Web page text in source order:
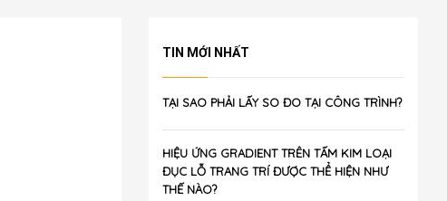
TIN MỚI NHẤT
TẠI SAO PHẢI LẤY SO ĐO TẠI CÔNG TRÌNH?
HIỆU ỨNG GRADIENT TRÊN TẤM KIM LOẠI
ĐỤC LỖ TRANG TRÍ ĐƯỢC THỂ HIỆN NHƯ
THẾ NÀO?